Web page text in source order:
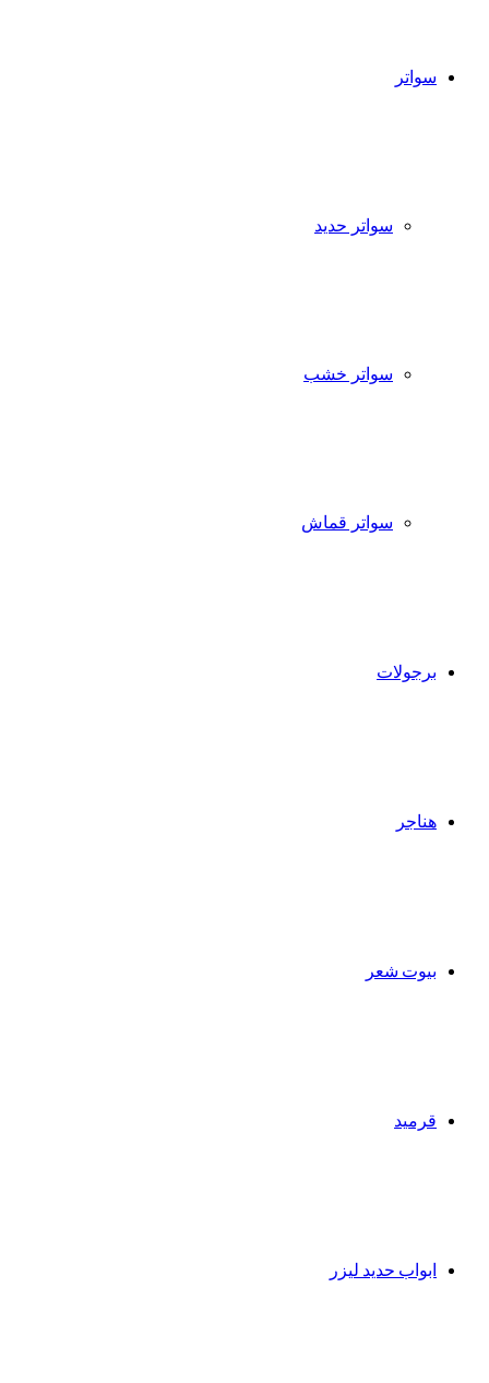
سواتر
سواتر حديد
سواتر خشب
سواتر قماش
برجولات
هناجر
بيوت شعر
قرميد
ابواب حديد ليزر